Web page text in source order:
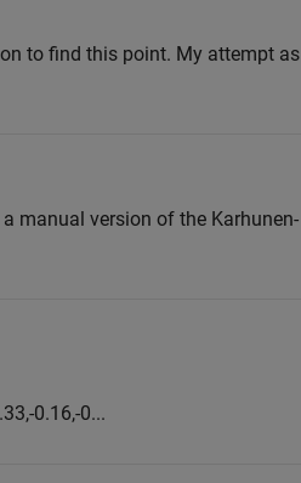
to find this point. My attempt as
manual version of the Karhunen-
0.16,-0...